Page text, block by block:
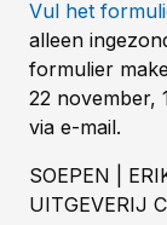
Vul het
alleen
formulier
22 november,
via e-mail.
SOEPEN |
UITGEVERIJ